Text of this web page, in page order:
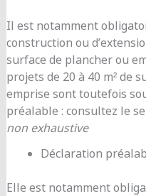
Il est notamment
construction ou
surface de plancher ou
projets de 20 à 40 m² de
emprise sont toutefois
préalable : consultez le
non exhaustive
Déclaration
Elle est notamment